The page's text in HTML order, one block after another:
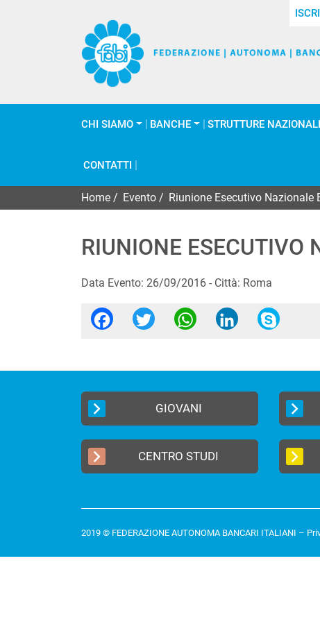
CHI SIAMO BANCHE STRUTTURE NAZIONALI
CONTATTI
Home Evento Riunione Esecutivo Nazionale
RIUNIONE ESECUTIVO
Data Evento: 26/09/2016 - Città: Roma
FacebookTwitterWhatsApp
LinkedIn
GIOVANI
CENTRO STUDI
2019 © FEDERAZIONE AUTONOMA BANCARI ITALIANI –